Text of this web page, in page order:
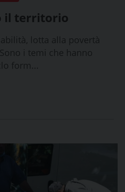
il territorio
lotta alla povertà
i temi che hanno
form...